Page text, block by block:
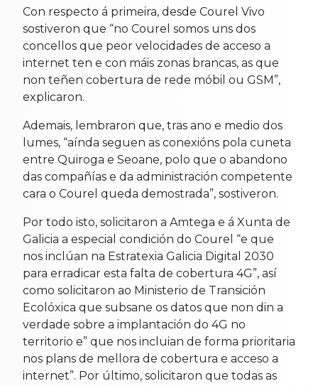
Con respecto á primeira, desde Courel Vivo
sostiveron que “no Courel somos uns dos
concellos que peor velocidades de acceso a
internet ten e con máis zonas brancas, as que
non teñen cobertura de rede móbil ou GSM”,
explicaron.
Ademais, lembraron que, tras ano e medio dos
lumes, “aínda seguen as conexións pola cuneta
entre Quiroga e Seoane, polo que o abandono
das compañías e da administración competente
cara o Courel queda demostrada”, sostiveron.
Por todo isto, solicitaron a Amtega e á Xunta de
Galicia a especial condición do Courel “e que
nos inclúan na Estratexia Galicia Digital 2030
para erradicar esta falta de cobertura 4G”, así
como solicitaron ao Ministerio de Transición
Ecolóxica que subsane os datos que non din a
verdade sobre a implantación do 4G no
territorio e” que nos incluian de forma prioritaria
nos plans de mellora de cobertura e acceso a
internet”. Por último, solicitaron que todas as